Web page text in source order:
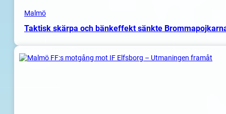
Malmö
Taktisk skärpa och bänkeffekt sänkte